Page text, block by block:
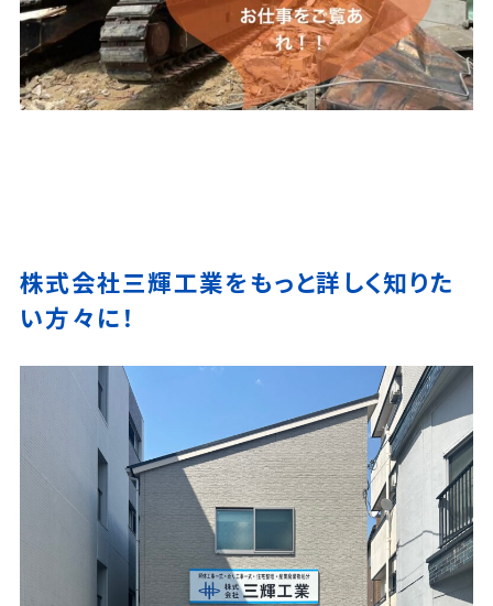
株式会社三輝工業をもっと詳しく知りた
い方々に！